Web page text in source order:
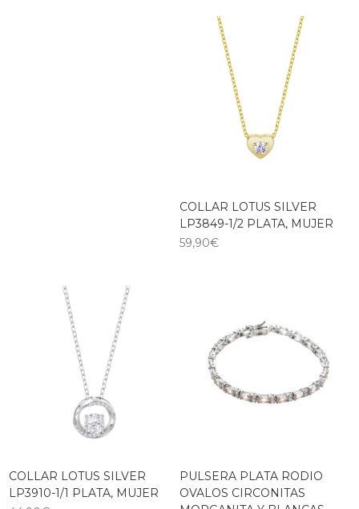
COLLAR LOTUS SILVER
LP3849-1/2 PLATA, MUJER
59,90€
COLLAR LOTUS SILVER
LP3910-1/1 PLATA, MUJER
PULSERA PLATA RODIO
OVALOS CIRCONITAS